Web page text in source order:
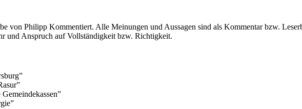
von Philipp Kommentiert. Alle Meinungen und Aussagen sind als Kommentar bzw.
und Anspruch auf Vollständigkeit bzw. Richtigkeit.